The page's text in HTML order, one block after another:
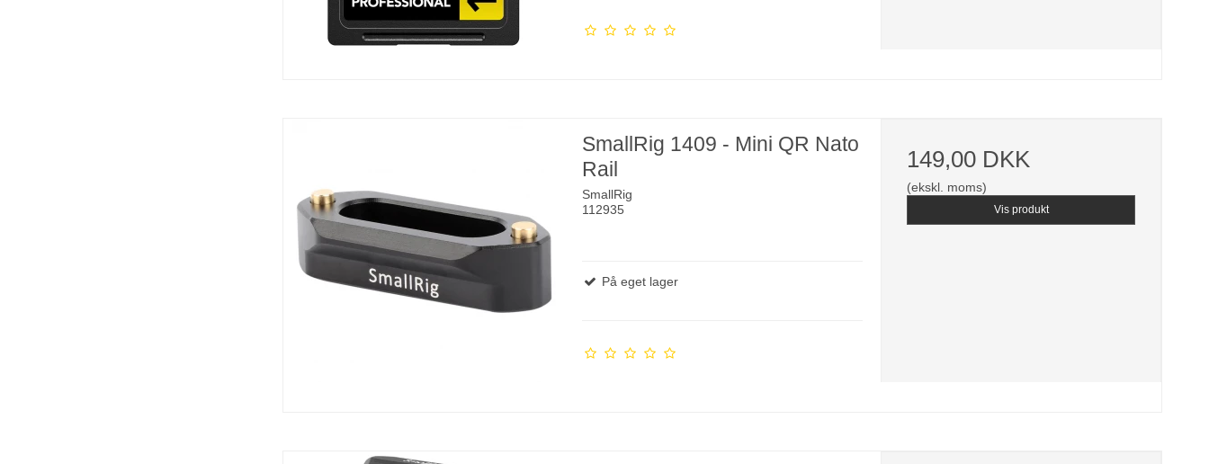
SmallRig 1409 - Mini QR Nato
Rail
SmallRig
112935
På eget lager
149,00 DKK
(ekskl. moms)
Vis produkt